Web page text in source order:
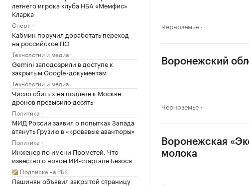
летнего игрока клуба НБА «Мемфис»
Кларка
Спорт
Кабмин поручил доработать переход
на российское ПО
Технологии и медиа
Gemini заподозрили в доступе к
закрытым Google-документам
Технологии и медиа
Число сбитых на подлете к Москве
дронов превысило десять
Политика
МИД России заявил о попытках Запада
втянуть Грузию в «кровавые авантюры»
Политика
Инженер по имени Прометей. Что
известно о новом ИИ-стартапе Безоса
Подписка на РБК
Пашинян объявил закрытой страницу
Черноземье
Воронежский
Черноземье
Воронежская
молока